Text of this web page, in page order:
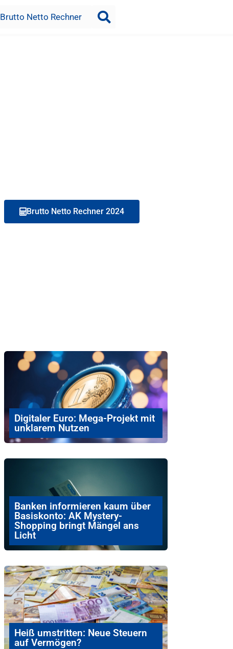
Brutto Netto Rechner
Brutto Netto Rechner 2024
Digitaler Euro: Mega-Projekt mit
unklarem Nutzen
Banken informieren kaum über
Basiskonto: AK Mystery-
Shopping bringt Mängel ans
Licht
Heiß umstritten: Neue Steuern
auf Vermögen?